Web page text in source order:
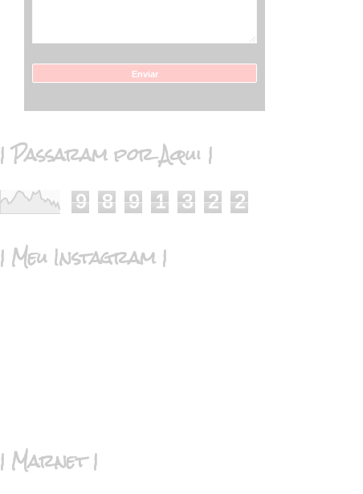
| Passaram por Aqui |
9 8 9 1 3 2 2
| Meu Instagram |
| Marnet |